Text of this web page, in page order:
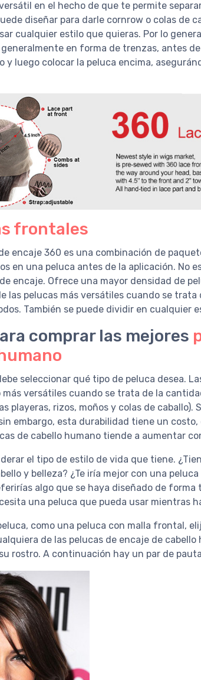
en el hecho de que te permite
diseñar para darle cornrow o colas de
cualquier estilo que quieras. Por lo
en forma de trenzas, antes
y luego colocar la peluca encima,
frontales
encaje 360 es una combinación de
en una peluca antes de la aplicación. No
encaje. Ofrece una mayor densidad de
las pelucas más versátiles cuando se trata
También se puede dividir en cualquier
comprar las mejores
seleccionar qué tipo de peluca desea.
más versátiles cuando se trata de la
playeras, rizos, moños y colas de caballo).
embargo, esta durabilidad tiene un
de cabello humano tiende a aumentar
el tipo de estilo de vida que tiene.
y belleza? ¿Te iría mejor con una
algo que se haya diseñado de forma
una peluca que pueda usar mientras
como una peluca con malla frontal,
de las pelucas de encaje de
rostro. A continuación hay un par de